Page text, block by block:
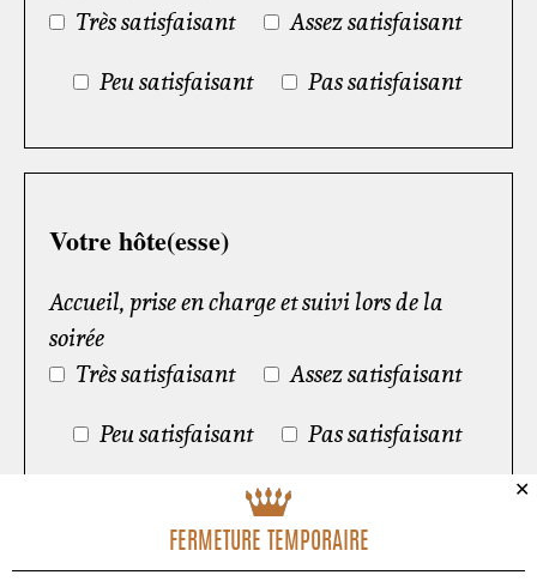
Très satisfaisant
Assez satisfaisant
Peu satisfaisant
Pas satisfaisant
Votre hôte(esse)
Accueil, prise en charge et suivi lors de la
soirée
Très satisfaisant
Assez satisfaisant
Peu satisfaisant
Pas satisfaisant
✕
FERMETURE TEMPORAIRE